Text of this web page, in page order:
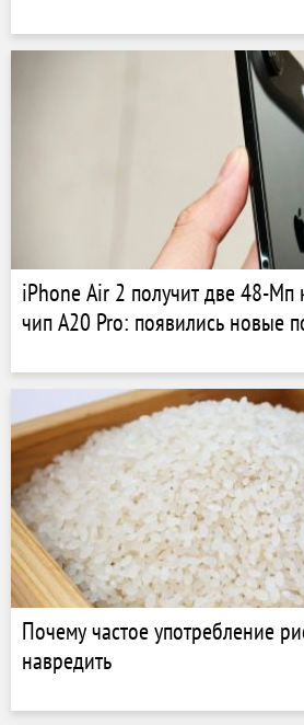
iPhone Air 2 получит две 48-
чип A20 Pro: появились новые
Почему частое употребление
навредить